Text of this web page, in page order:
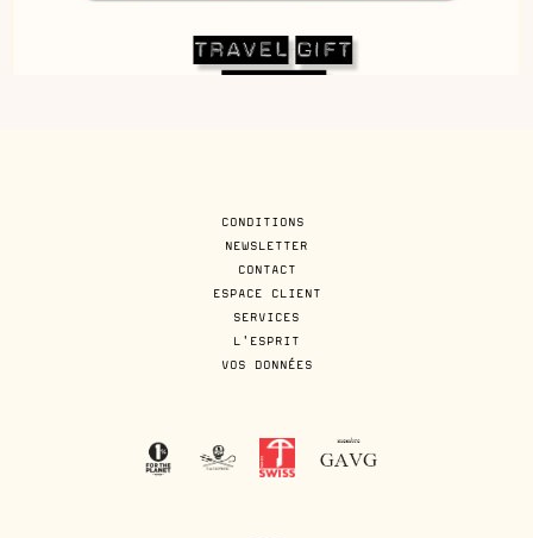
CONDITIONS
NEWSLETTER
CONTACT
ESPACE CLIENT
SERVICES
L'ESPRIT
VOS DONNÉES